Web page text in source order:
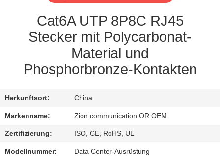
VERBINDUNG
FORDERN
SIE EIN
ZITAT
SITEMAP
Cat6A UTP 8P8C RJ45
Stecker mit Polycarbonat-
Material und
Phosphorbronze-Kontakten
Herkunftsort: China
Markenname: Zion communication OR OEM
Zertifizierung: ISO, CE, RoHS, UL
Modellnummer: Data Center-Ausrüstung